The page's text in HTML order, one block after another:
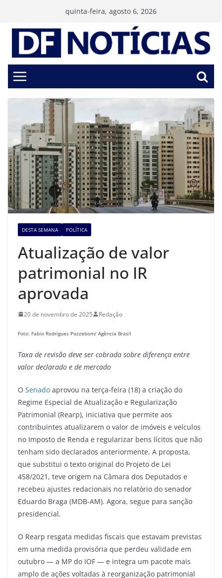
conteúdo
quinta-feira, agosto 6, 2026
DESTA SEMANA POLÍTICA
Atualização de valor
patrimonial no IR
aprovada
20 de novembro de 2025 Redação
Foto: Fabio Rodrigues Pozzebom/ Agência Brasil
Taxa de revisão deve ser cobrada sobre diferença entre
valor declarado e de mercado
O Senado aprovou na terça-feira (18) a criação do
Regime Especial de Atualização e Regularização
Patrimonial (Rearp), iniciativa que permite aos
contribuintes atualizarem o valor de imóveis e veículos
no Imposto de Renda e regularizar bens lícitos que não
tenham sido declarados anteriormente. A proposta,
que substitui o texto original do Projeto de Lei
458/2021, teve origem na Câmara dos Deputados e
recebeu ajustes redacionais no relatório do senador
Eduardo Braga (MDB-AM). Agora, segue para sanção
presidencial.
O Rearp resgata medidas fiscais que estavam previstas
em uma medida provisória que perdeu validade em
outubro — a MP do IOF — e integra um pacote mais
amplo de ações voltadas à reorganização patrimonial